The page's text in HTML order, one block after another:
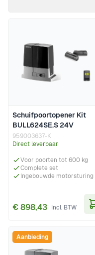
Schuifpoortopener Kit
BULL624SE.S 24V
959003637-K
Direct leverbaar
Voor poorten tot 600 kg
Complete set
Ingebouwde motorsturing
€ 898,43
Aanbieding